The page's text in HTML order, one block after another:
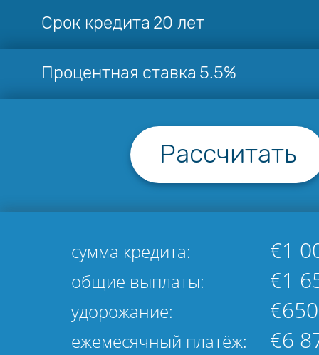
Срок кредита 20 лет
Процентная ставка 5.5%
Рассчитать
сумма кредита: €1
общие выплаты: €1
удорожание:
ежемесячный платёж: €6